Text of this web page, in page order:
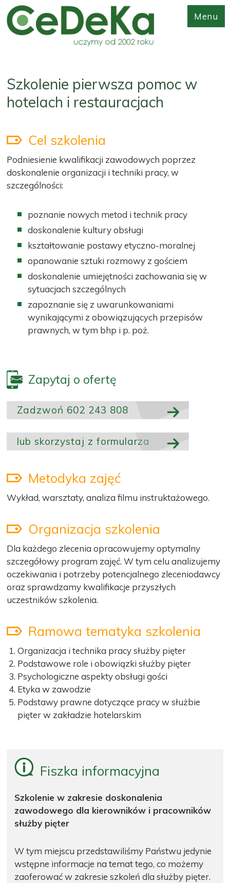
Menu
Szkolenie pierwsza pomoc w
hotelach i restauracjach
Cel szkolenia
Podniesienie kwalifikacji zawodowych poprzez
doskonalenie organizacji i techniki pracy, w
szczególności:
poznanie nowych metod i technik pracy
doskonalenie kultury obsługi
kształtowanie postawy etyczno-moralnej
opanowanie sztuki rozmowy z gościem
doskonalenie umiejętności zachowania się w
sytuacjach szczególnych
zapoznanie się z uwarunkowaniami
wynikającymi z obowiązujących przepisów
prawnych, w tym bhp i p. poż.
Zapytaj o ofertę
Zadzwoń 602 243 808
lub skorzystaj z formularza
Metodyka zajęć
Wykład, warsztaty, analiza filmu instruktażowego.
Organizacja szkolenia
Dla każdego zlecenia opracowujemy optymalny
szczegółowy program zajęć. W tym celu analizujemy
oczekiwania i potrzeby potencjalnego zleceniodawcy
oraz sprawdzamy kwalifikacje przyszłych
uczestników szkolenia.
Ramowa tematyka szkolenia
Organizacja i technika pracy służby pięter
Podstawowe role i obowiązki służby pięter
Psychologiczne aspekty obsługi gości
Etyka w zawodzie
Podstawy prawne dotyczące pracy w służbie
pięter w zakładzie hotelarskim
Fiszka informacyjna
Szkolenie w zakresie doskonalenia
zawodowego dla kierowników i pracowników
służby pięter
W tym miejscu przedstawiliśmy Państwu jedynie
wstępne informacje na temat tego, co możemy
zaoferować w zakresie szkoleń dla służby pięter.